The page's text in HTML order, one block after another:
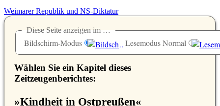
Weimarer Republik und NS-Diktatur
Diese Seite anzeigen im …
Bildschirm-Modus Lesemodus Normal
Wählen Sie ein Kapitel dieses
Zeitzeugenberichtes:
»Kindheit in Ostpreußen«